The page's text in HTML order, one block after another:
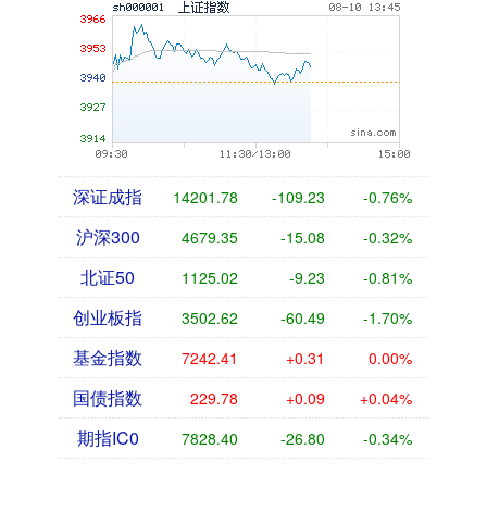
深证成指 14201.78 -109.23 -0.76%
沪深300 4679.35 -15.08 -0.32%
北证50 1125.02 -9.23 -0.81%
创业板指 3502.62 -60.49 -1.70%
基金指数 7242.41 +0.31 0.00%
国债指数 229.78 +0.09 +0.04%
期指IC0 7828.40 -26.80 -0.34%